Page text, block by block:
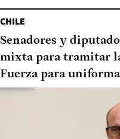
CHILE
Senadores y
mixta para tramitar
Fuerza para